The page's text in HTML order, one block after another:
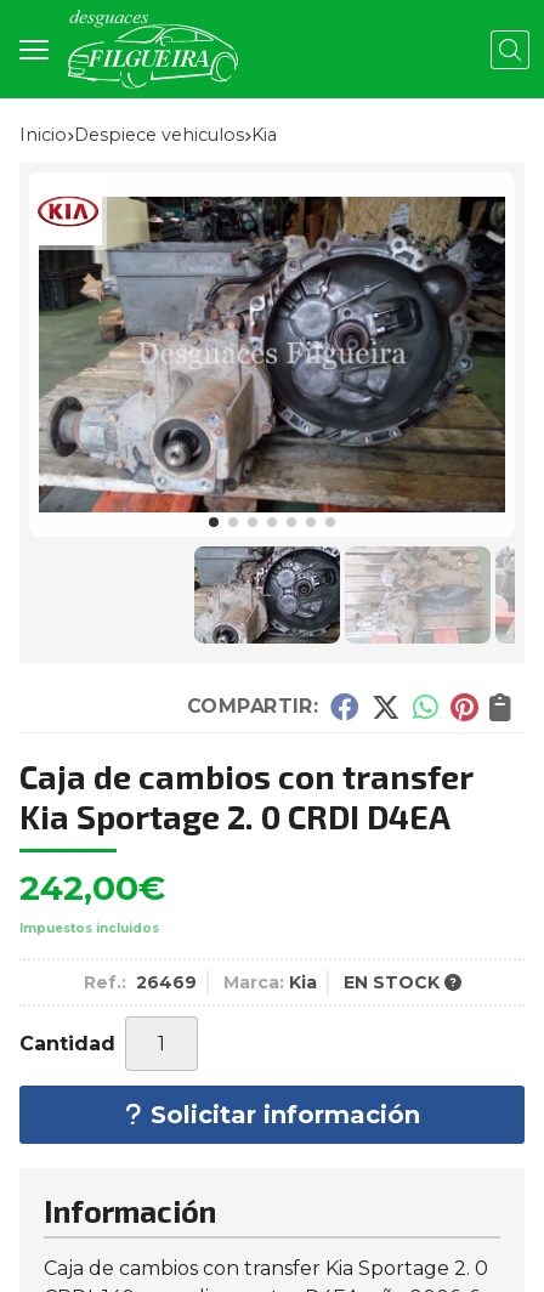
Inicio despiece vehiculos kia
COMPARTIR:
Caja de cambios con transfer
Kia Sportage 2. 0 CRDI D4EA
242,00€
Impuestos incluidos
Ref.: 26469 Marca: Kia EN STOCK
Cantidad
Solicitar información
Información
Caja de cambios con transfer Kia Sportage 2. 0